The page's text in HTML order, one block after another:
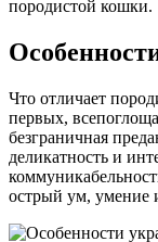
породистой кошки.
Что отличает
первых,
безграничная
деликатность и
острый ум, умение